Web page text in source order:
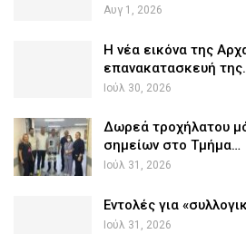
Αυγ 1, 2026
Η νέα εικόνα της
επανακατασκευή
Ιούλ 30, 2026
Δωρεά τροχήλατου
σημείων στο Τμήμα…
Ιούλ 31, 2026
Εντολές για
Ιούλ 31, 2026